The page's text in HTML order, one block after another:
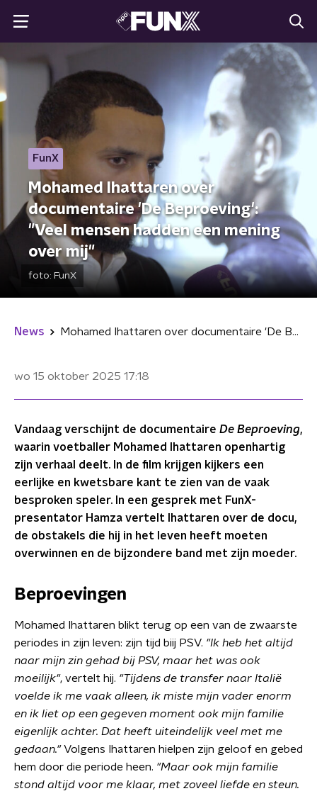
FunX
Mohamed Ihattaren over
documentaire 'De Beproeving':
"Veel mensen hadden een mening
over mij"
foto: FunX
News Mohamed Ihattaren over documentaire 'De Beproeving': "Veel mensen hadden een mening over mij"
wo 15 oktober 2025 17:18
Vandaag verschijnt de documentaire De Beproeving,
waarin voetballer Mohamed Ihattaren openhartig
zijn verhaal deelt. In de film krijgen kijkers een
eerlijke en kwetsbare kant te zien van de vaak
besproken speler. In een gesprek met FunX-
presentator Hamza vertelt Ihattaren over de docu,
de obstakels die hij in het leven heeft moeten
overwinnen en de bijzondere band met zijn moeder.
Beproevingen
Mohamed Ihattaren blikt terug op een van de zwaarste
periodes in zijn leven: zijn tijd biij PSV. "Ik heb het altijd
naar mijn zin gehad bij PSV, maar het was ook
moeilijk", vertelt hij. "Tijdens de transfer naar Italië
voelde ik me vaak alleen, ik miste mijn vader enorm
en ik liet op een gegeven moment ook mijn familie
eigenlijk achter. Dat heeft uiteindelijk veel met me
gedaan."Volgens Ihattaren hielpen zijn geloof en gebed
hem door die periode heen. "Maar ook mijn familie
stond altijd voor me klaar, met zoveel liefde en steun.